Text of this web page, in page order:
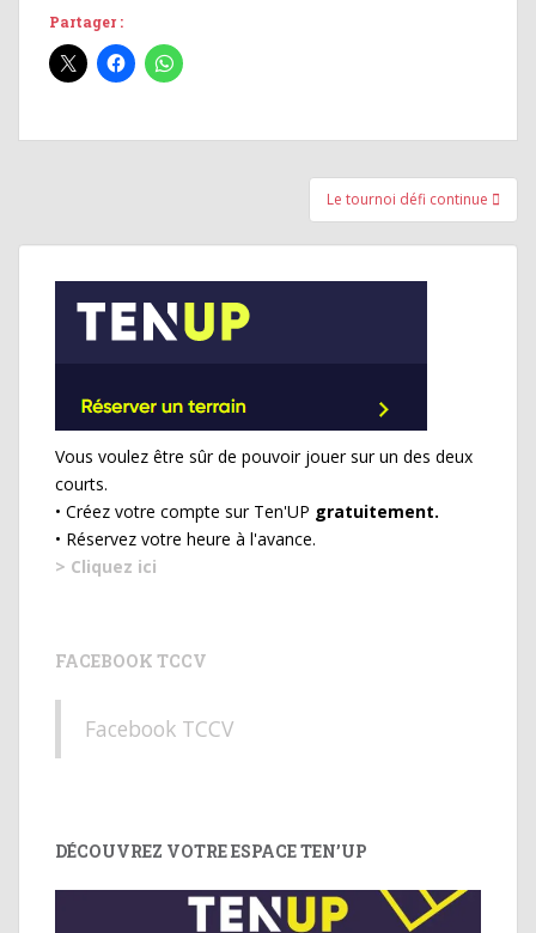
Partager :
l’article
Le tournoi défi continue
Vous voulez être sûr de pouvoir jouer sur un des deux
courts.
• Créez votre compte sur Ten'UP gratuitement.
• Réservez votre heure à l'avance.
> Cliquez ici
FACEBOOK TCCV
Facebook TCCV
DÉCOUVREZ VOTRE ESPACE TEN’UP